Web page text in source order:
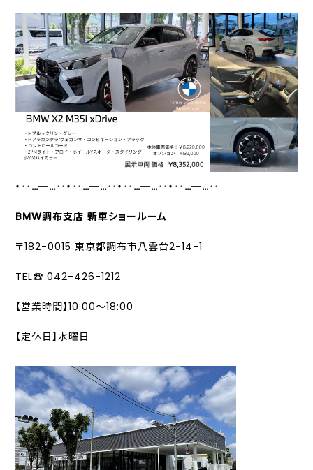
・‥…━…‥・‥…━…‥・‥…━…‥・‥…━…‥
BMW調布支店 新車ショールーム
〒182-0015 東京都調布市八雲台2-14-1
TEL☎ 042-426-1212
【営業時間】10:00～18:00
【定休日】水曜日